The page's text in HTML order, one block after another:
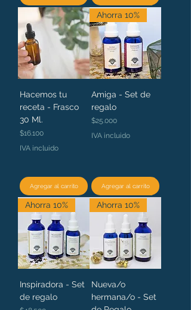
Hacemos tu
receta - Frasco
30 Ml.
Precio
$16.100
IVA incluido
Agregar al carrito
Ahorra 10%
Amiga - Set de
regalo
Precio
$25.000
IVA incluido
Agregar al carrito
Ahorra 10%
Inspiradora - Set
de regalo
Ahorra 10%
Nueva/o
hermana/o - Set